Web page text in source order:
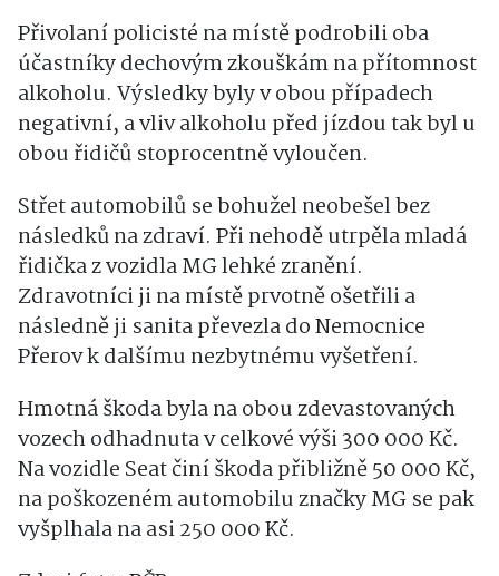
Přivolaní policisté na místě podrobili oba
účastníky dechovým zkouškám na přítomnost
alkoholu. Výsledky byly v obou případech
negativní, a vliv alkoholu před jízdou tak byl u
obou řidičů stoprocentně vyloučen.
Střet automobilů se bohužel neobešel bez
následků na zdraví. Při nehodě utrpěla mladá
řidička z vozidla MG lehké zranění.
Zdravotníci ji na místě prvotně ošetřili a
následně ji sanita převezla do Nemocnice
Přerov k dalšímu nezbytnému vyšetření.
Hmotná škoda byla na obou zdevastovaných
vozech odhadnuta v celkové výši 300 000 Kč.
Na vozidle Seat činí škoda přibližně 50 000 Kč,
na poškozeném automobilu značky MG se pak
vyšplhala na asi 250 000 Kč.